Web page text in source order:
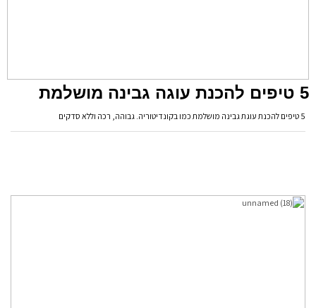
5 טיפים להכנת עוגה גבינה מושלמת
5 טיפים להכנת עוגת גבינה מושלמת כמו בקונדיטוריה. גבוהה, רכה וללא סדקים